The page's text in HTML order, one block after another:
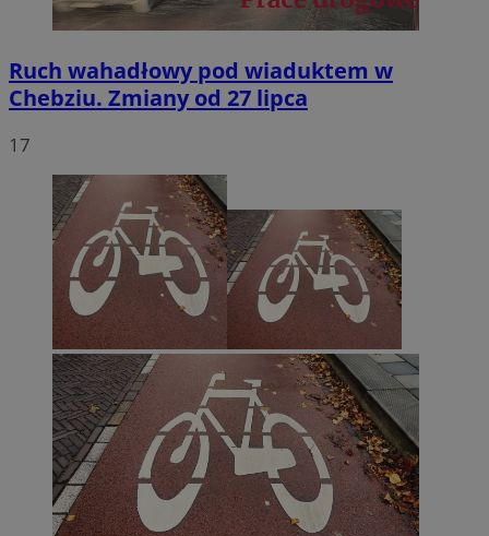
Ruch wahadłowy pod wiaduktem w
Chebziu. Zmiany od 27 lipca
17